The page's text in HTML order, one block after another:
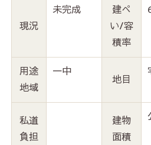
現況
未完成
建ぺ
い/容
積率
用途
地域
一中
地目
私道
負担
建物
面積